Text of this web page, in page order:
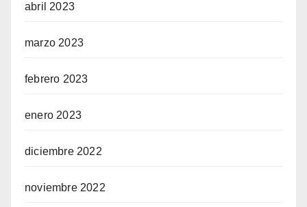
abril 2023
marzo 2023
febrero 2023
enero 2023
diciembre 2022
noviembre 2022